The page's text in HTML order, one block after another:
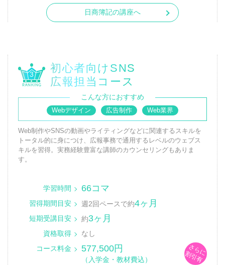
日商簿記の講座へ
3
初心者向けSNS
広報担当コース
こんな方におすすめ
Webデザイン 広告制作 Web業界
Web制作やSNSの動画やライティングなどに関連するスキルを
トータル的に身につけ、広報事務で通用するレベルのウェブス
キルを習得。実務経験豊富な講師のカウンセリングもありま
す。
学習時間 66コマ
習得期間目安 週2回ペースで約4ヶ月
短期受講目安 約3ヶ月
資格取得
なし
コース料金
577,500円
（入学金・教材費込）
さらに
割引有